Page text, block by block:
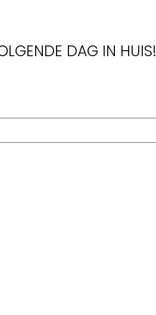
DAG IN HUIS!